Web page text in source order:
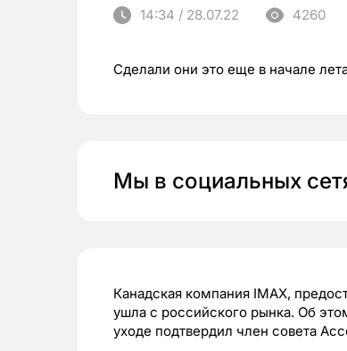
14:34 / 28.07.22 4260
Сделали они это еще в начале
Мы в социальных
Канадская компания IMAX,
ушла с российского рынка. Об
уходе подтвердил член совета